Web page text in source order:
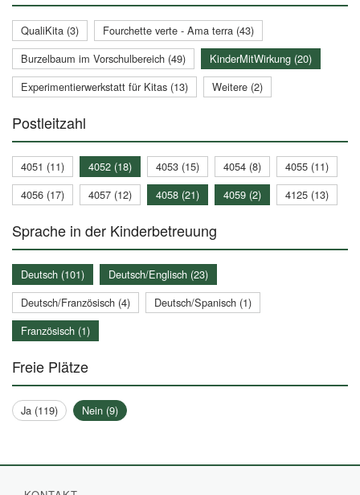
QualiKita (3)
Fourchette verte - Ama terra (43)
Burzelbaum im Vorschulbereich (49)
KinderMitWirkung (20)
Experimentierwerkstatt für Kitas (13)
Weitere (2)
Postleitzahl
4051 (11) 4052 (18) 4053 (15) 4054 (8)
4055 (11)
4056 (17)
4057 (12) 4058 (21) 4059 (2) 4125 (13)
Sprache in der Kinderbetreuung
Deutsch (101)
Deutsch/Englisch (23)
Deutsch/Französisch (4)
Deutsch/Spanisch (1)
Französisch (1)
Freie Plätze
Ja (119) Nein (9)